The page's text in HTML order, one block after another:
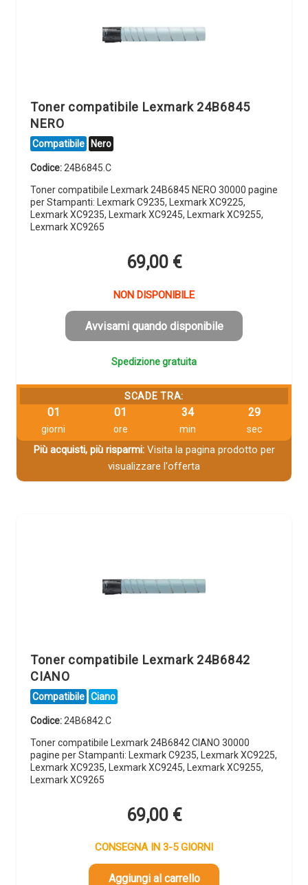
Toner compatibile Lexmark 24B6845
NERO
Compatibile Nero
Codice: 24B6845.C
Toner compatibile Lexmark 24B6845 NERO 30000 pagine
per Stampanti: Lexmark C9235, Lexmark XC9225,
Lexmark XC9235, Lexmark XC9245, Lexmark XC9255,
Lexmark XC9265
69,00 €
NON DISPONIBILE
Avvisami quando disponibile
Spedizione gratuita
SCADE TRA:
01
giorni
01
ore
34
min
28
sec
Più acquisti, più risparmi:Visita la pagina prodotto per
visualizzare l'offerta
Toner compatibile Lexmark 24B6842
CIANO
Compatibile Ciano
Codice: 24B6842.C
Toner compatibile Lexmark 24B6842 CIANO 30000
pagine per Stampanti: Lexmark C9235, Lexmark XC9225,
Lexmark XC9235, Lexmark XC9245, Lexmark XC9255,
Lexmark XC9265
69,00 €
CONSEGNA IN 3-5 GIORNI
Aggiungi al carrello